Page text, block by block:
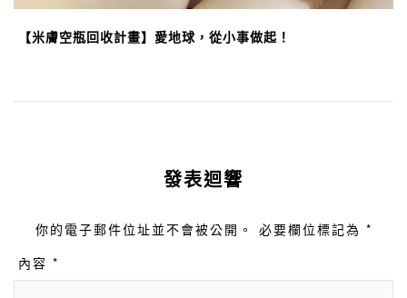
【米膚空瓶回收計畫】愛地球，從小事做起！
發表迴響
你的電子郵件位址並不會被公開。 必要欄位標記為 *
內容 *